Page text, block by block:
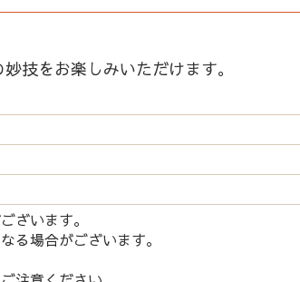
技をお楽しみいただけます。
ざいます。
る場合がございます。